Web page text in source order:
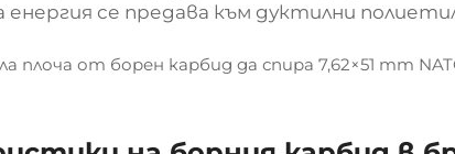
се предава към дуктилни
плоча от борен карбид да спира 7,62×51 mm